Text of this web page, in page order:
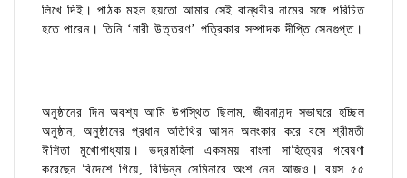
লিখে দিই। পাঠক মহল হয়তো আমার সেই বান্ধবীর নামের সঙ্গে পরিচিত
হতে পারেন। তিনি ‘নারী উত্তরণ’ পত্রিকার সম্পাদক দীপ্তি সেনগুপ্ত।
অনুষ্ঠানের দিন অবশ্য আমি উপস্থিত ছিলাম, জীবনানন্দ সভাঘরে হচ্ছিল
অনুষ্ঠান, অনুষ্ঠানের প্রধান অতিথির আসন অলংকার করে বসে শ্রীমতী
ঈশিতা মুখোপাধ্যায়। ভদ্রমহিলা একসময় বাংলা সাহিত্যের গবেষণা
করেছেন বিদেশে গিয়ে, বিভিন্ন সেমিনারে অংশ নেন আজও। বয়স ৫৫